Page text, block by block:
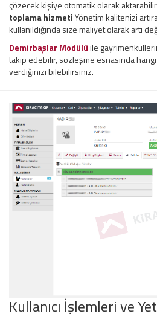
çözecek kişiye otomatik olarak
toplama hizmetiYönetim kalitenizi
kullanıldığında size maliyet olarak artı
Demirbaşlar Modülüile
takip edebilir, sözleşme esnasında
verdiğinizi bilebilirsiniz.
Kullanıcı İşlemleri ve